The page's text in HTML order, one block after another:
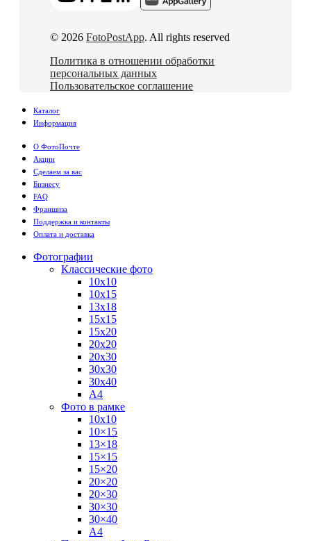
© 2026 FotoPostApp. All rights reserved
Политика в отношении обработки
персональных данных
Пользовательское соглашение
Каталог
Информация
О ФотоПочте
Акции
Сделаем за вас
Бизнесу
FAQ
Франшиза
Поддержка и контакты
Оплата и доставка
Фотографии
Классические фото
10х10
10х15
13х18
15х15
15х20
20х20
20х30
30х30
30х40
А4
Фото в рамке
10х10
10×15
13×18
15×15
15×20
20×20
20×30
30×30
30×40
A4